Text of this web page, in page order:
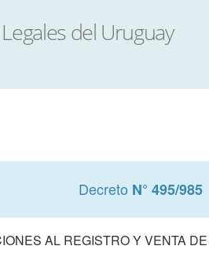
Decreto N° 495/985
AL REGISTRO Y VENTA